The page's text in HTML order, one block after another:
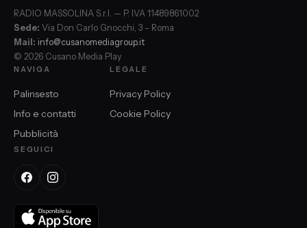
RADIO MASSOLINA S.r.l. — P. IVA 11489861002
Sede: Via Don Carlo Gnocchi, 3 – Roma
Mail: info@cusanomediagroup.it
© 2026 Cusano Media Play
NAVIGA
Palinsesto
Info e contatti
Pubblicità
LEGALE
Privacy Policy
Cookie Policy
SEGUICI